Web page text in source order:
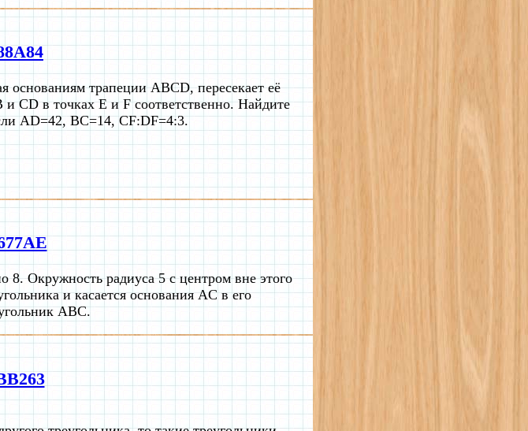
основаниям трапеции ABCD, пересекает её
CD в точках E и F соответственно. Найдите
AD=42, BC=14, CF:DF=4:3.
8. Окружность радиуса 5 с центром вне этого
и касается основания AC в его
ABC.